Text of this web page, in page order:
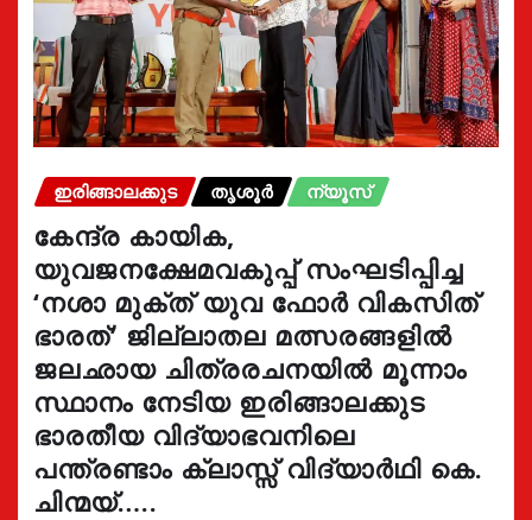
ഇരിങ്ങാലക്കുട തൃശൂർ ന്യൂസ്
കേന്ദ്ര കായിക,
യുവജനക്ഷേമവകുപ്പ് സംഘടിപ്പിച്ച
‘നശാ മുക്ത് യുവ ഫോർ വികസിത്
ഭാരത്’ ജില്ലാതല മത്സരങ്ങളിൽ
ജലഛായ ചിത്രരചനയിൽ മൂന്നാം
സ്ഥാനം നേടിയ ഇരിങ്ങാലക്കുട
ഭാരതീയ വിദ്യാഭവനിലെ
പന്ത്രണ്ടാം ക്ലാസ്സ് വിദ്യാർഥി കെ.
ചിന്മയ്…..